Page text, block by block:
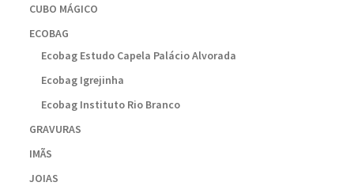
CUBO MÁGICO
ECOBAG
Ecobag Estudo Capela Palácio Alvorada
Ecobag Igrejinha
Ecobag Instituto Rio Branco
GRAVURAS
IMÃS
JOIAS